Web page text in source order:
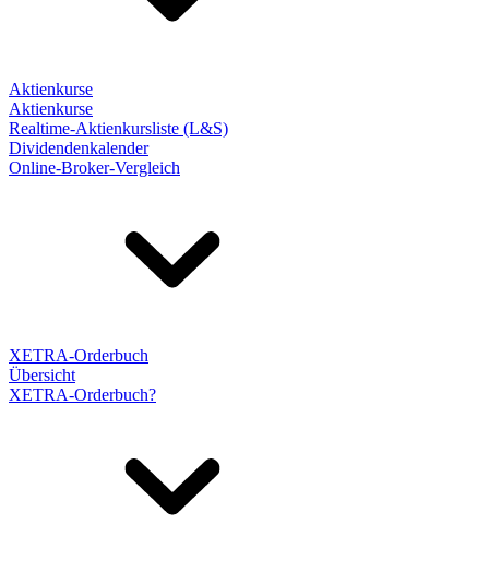
Aktienkurse
Aktienkurse
Realtime-Aktienkursliste (L&S)
Dividendenkalender
Online-Broker-Vergleich
XETRA-Orderbuch
Übersicht
XETRA-Orderbuch?